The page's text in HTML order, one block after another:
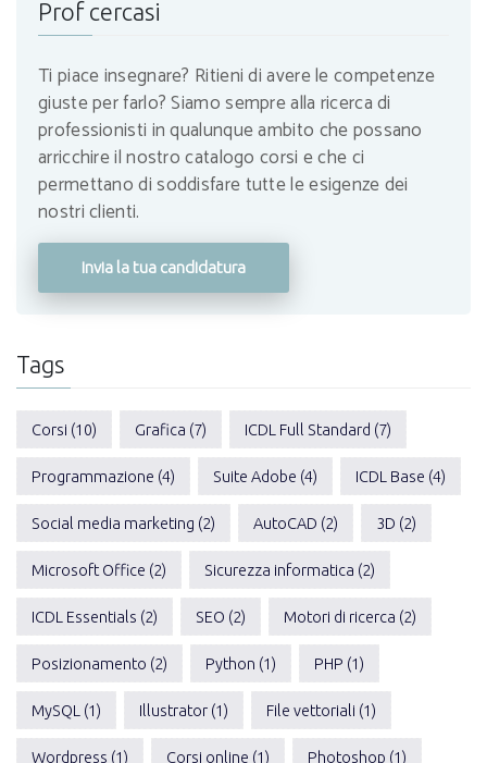
Prof cercasi
Ti piace insegnare? Ritieni di avere le competenze
giuste per farlo? Siamo sempre alla ricerca di
professionisti in qualunque ambito che possano
arricchire il nostro catalogo corsi e che ci
permettano di soddisfare tutte le esigenze dei
nostri clienti.
Invia la tua candidatura
Tags
Corsi (10) Grafica (7) ICDL Full Standard (7)
Programmazione (4) Suite Adobe (4) ICDL Base (4)
Social media marketing (2) AutoCAD (2) 3D (2)
Microsoft Office (2) Sicurezza informatica (2)
ICDL Essentials (2) SEO (2) Motori di ricerca (2)
Posizionamento (2) Python (1) PHP (1)
MySQL (1) Illustrator (1) File vettoriali (1)
Wordpress (1) Corsi online (1) Photoshop (1)